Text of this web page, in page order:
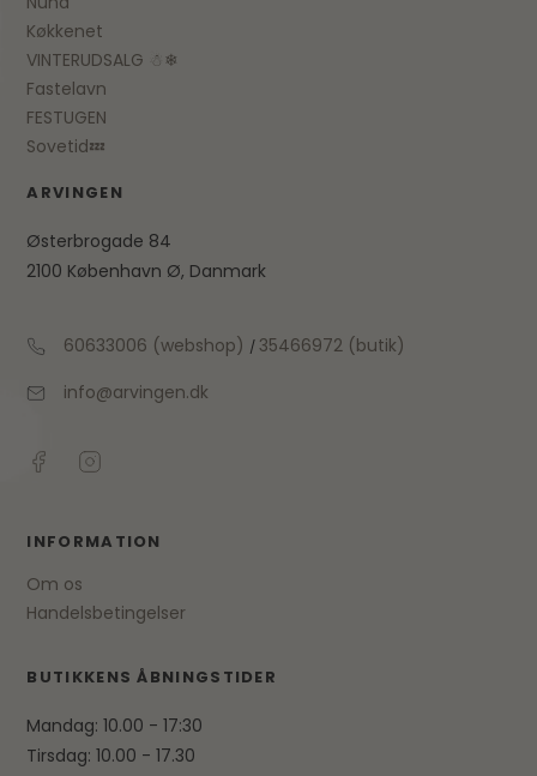
Køkkenet
VINTERUDSALG ☃❄
Fastelavn
FESTUGEN
Sovetid💤
ARVINGEN
Østerbrogade 84
2100 København Ø, Danmark
60633006 (webshop) / 35466972 (butik)
info@arvingen.dk
INFORMATION
Om os
Handelsbetingelser
BUTIKKENS ÅBNINGSTIDER
Mandag: 10.00 - 17:30
Tirsdag: 10.00 - 17.30